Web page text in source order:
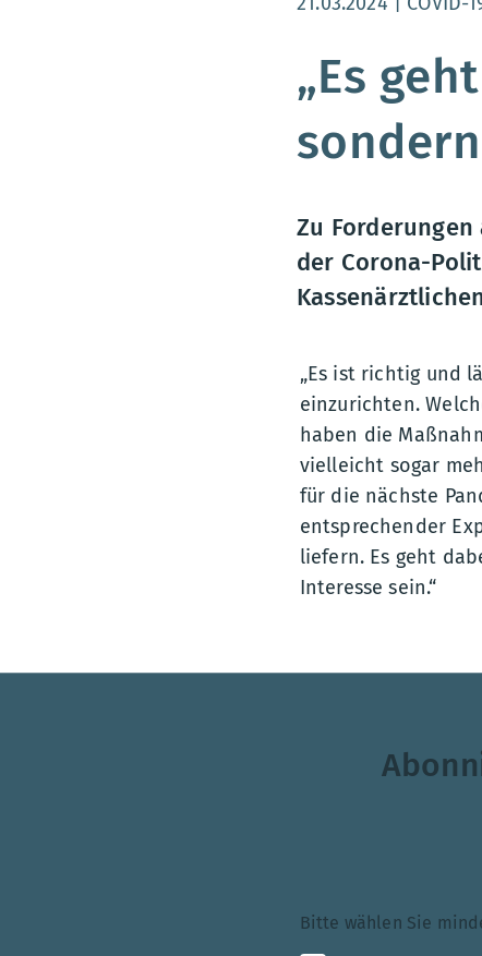
„Es
Zu
der Corona-
„Es ist richtig und
einzurichten.
haben die
vielleicht sogar
für die nächste
entsprechender
liefern. Es geht
Interesse sein.“
Bitte wählen Sie